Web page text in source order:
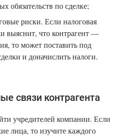
обязательств по сделке;
риски. Если налоговая
выяснит, что контрагент —
то может поставить под
и доначислить налоги.
связи контрагента
учредителей компании. Если
лица, то изучите каждого